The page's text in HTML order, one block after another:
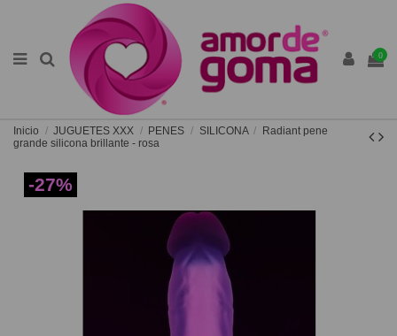
0
Inicio JUGUETES XXX PENES SILICONA
Radiant pene
grande silicona brillante - rosa
-27%